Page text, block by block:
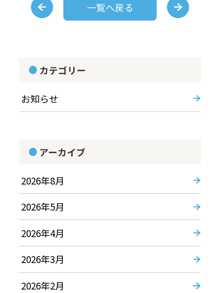
一覧へ戻る
カテゴリー
お知らせ
アーカイブ
2026年8月
2026年5月
2026年4月
2026年3月
2026年2月